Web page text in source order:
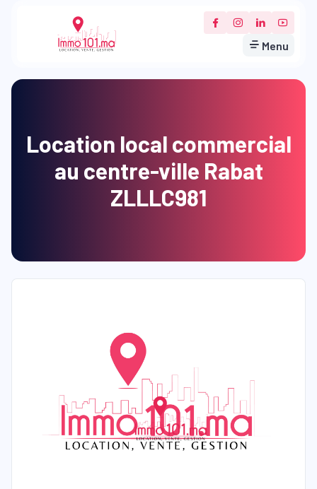
Menu
Location local commercial
au centre-ville Rabat
ZLLLC981